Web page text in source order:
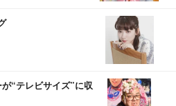
“テレビサイズ”に収